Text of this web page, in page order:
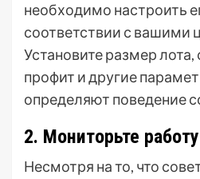
необходимо настроить
соответствии с вашими
Установите размер лота,
профит и другие
определяют поведение
2. Мониторьте
Несмотря на то, что